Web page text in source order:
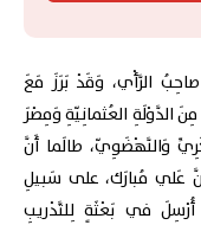
الرَّأْي، وَقَدْ بَرَزَ مَعَ
الدَّوْلَةِ العُثمانِيّةِ وَمِصْرَ
وَالنَّهْضَوِيّ، طالَما أَنَّ
عَلي مُبارَك، على سَبيلِ
أُرْسِلَ في بَعْثَةٍ لِلتَّدْريبِ